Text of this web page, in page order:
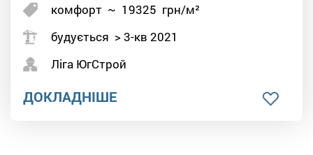
комфорт ~ 19325 грн/м²
будується > 3-кв 2021
Ліга ЮгСтрой
ДОКЛАДНІШЕ